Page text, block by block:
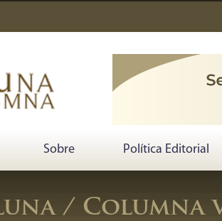
Sobre Política Editorial
/ Columna